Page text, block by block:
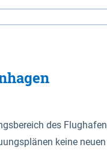
im
Das
des
keine